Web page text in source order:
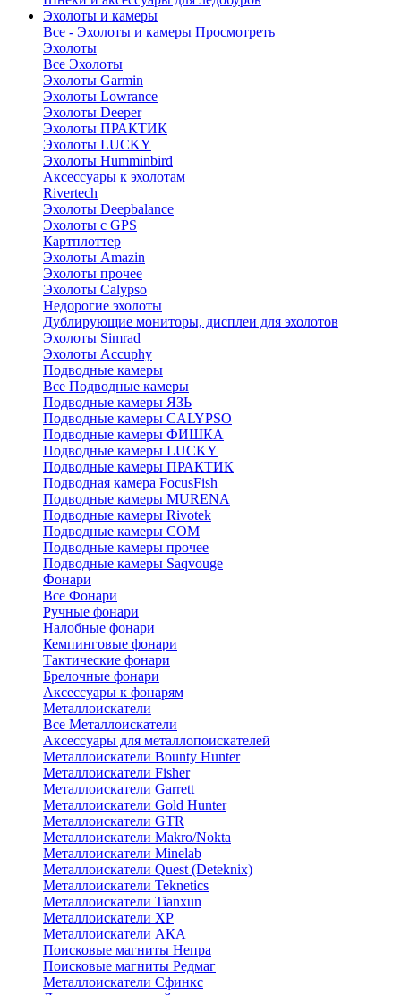
Эхолоты и камеры
Все - Эхолоты и камеры Просмотреть
Эхолоты
Все Эхолоты
Эхолоты Garmin
Эхолоты Lowrance
Эхолоты Deeper
Эхолоты ПРАКТИК
Эхолоты LUCKY
Эхолоты Humminbird
Аксессуары к эхолотам
Rivertech
Эхолоты Deepbalance
Эхолоты с GPS
Картплоттер
Эхолоты Amazin
Эхолоты прочее
Эхолоты Calypso
Недорогие эхолоты
Дублирующие мониторы, дисплеи для эхолотов
Эхолоты Simrad
Эхолоты Accuphy
Подводные камеры
Все Подводные камеры
Подводные камеры ЯЗЬ
Подводные камеры CALYPSO
Подводные камеры ФИШКА
Подводные камеры LUCKY
Подводные камеры ПРАКТИК
Подводная камера FocusFish
Подводные камеры MURENA
Подводные камеры Rivotek
Подводные камеры СОМ
Подводные камеры прочее
Подводные камеры Saqvouge
Фонари
Все Фонари
Ручные фонари
Налобные фонари
Кемпинговые фонари
Тактические фонари
Брелочные фонари
Аксессуары к фонарям
Металлоискатели
Все Металлоискатели
Аксессуары для металлопоискателей
Металлоискатели Bounty Hunter
Металлоискатели Fisher
Металлоискатели Garrett
Металлоискатели Gold Hunter
Металлоискатели GTR
Металлоискатели Makro/Nokta
Металлоискатели Minelab
Металлоискатели Quest (Deteknix)
Металлоискатели Teknetics
Металлоискатели Tianxun
Металлоискатели XP
Металлоискатели АКА
Поисковые магниты Непра
Поисковые магниты Редмаг
Металлоискатели Сфинкс